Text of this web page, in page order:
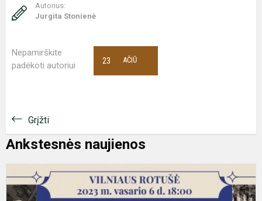
Autorius:
Jurgita Stonienė
Nepamirškite
padėkoti autoriui
AČIŪ
23
Grįžti
Ankstesnės naujienos